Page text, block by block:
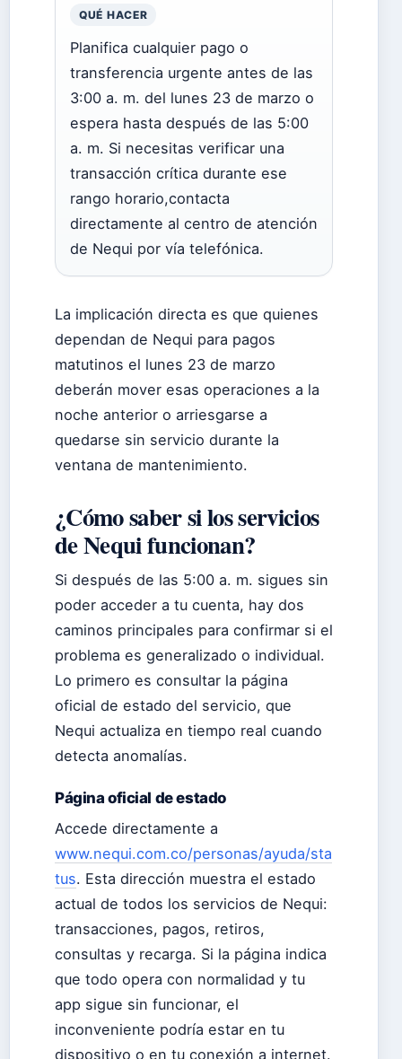
QUÉ HACER
Planifica cualquier pago o
transferencia urgente antes de las
3:00 a. m. del lunes 23 de marzo o
espera hasta después de las 5:00
a. m. Si necesitas verificar una
transacción crítica durante ese
rango horario,contacta
directamente al centro de atención
de Nequi por vía telefónica.
La implicación directa es que quienes
dependan de Nequi para pagos
matutinos el lunes 23 de marzo
deberán mover esas operaciones a la
noche anterior o arriesgarse a
quedarse sin servicio durante la
ventana de mantenimiento.
¿Cómo saber si los servicios
de Nequi funcionan?
Si después de las 5:00 a. m. sigues sin
poder acceder a tu cuenta, hay dos
caminos principales para confirmar si el
problema es generalizado o individual.
Lo primero es consultar la página
oficial de estado del servicio, que
Nequi actualiza en tiempo real cuando
detecta anomalías.
Página oficial de estado
Accede directamente a
www.nequi.com.co/personas/ayuda/sta
tus. Esta dirección muestra el estado
actual de todos los servicios de Nequi:
transacciones, pagos, retiros,
consultas y recarga. Si la página indica
que todo opera con normalidad y tu
app sigue sin funcionar, el
inconveniente podría estar en tu
dispositivo o en tu conexión a internet.